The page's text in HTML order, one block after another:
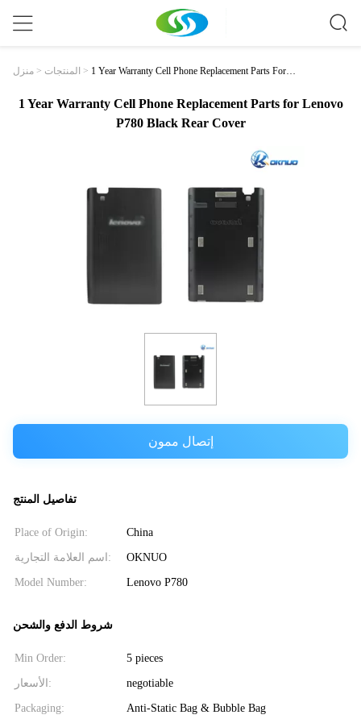
منزل > المنتجات > 1 Year Warranty Cell Phone Replacement Parts For L
1 Year Warranty Cell Phone Replacement Parts for Lenovo
P780 Black Rear Cover
إتصال ممون
تفاصيل المنتج
Place of Origin: China
اسم العلامة التجارية: OKNUO
Model Number: Lenovo P780
شروط الدفع والشحن
Min Order: 5 pieces
الأسعار: negotiable
Packaging: Anti-Static Bag & Bubble Bag